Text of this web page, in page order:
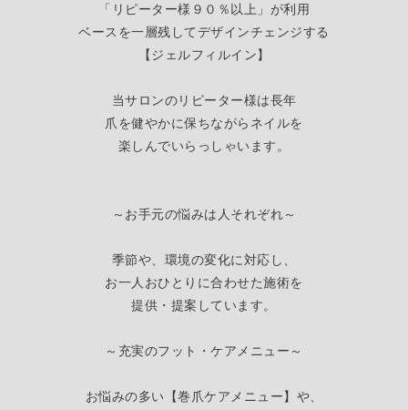
「リピーター様９０％以上」が利用
ベースを一層残してデザインチェンジする
【ジェルフィルイン】
当サロンのリピーター様は長年
爪を健やかに保ちながらネイルを
楽しんでいらっしゃいます。
～お手元の悩みは人それぞれ～
季節や、環境の変化に対応し、
お一人おひとりに合わせた施術を
提供・提案しています。
～充実のフット・ケアメニュー～
お悩みの多い【巻爪ケアメニュー】や、